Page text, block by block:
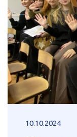
10.10.2024